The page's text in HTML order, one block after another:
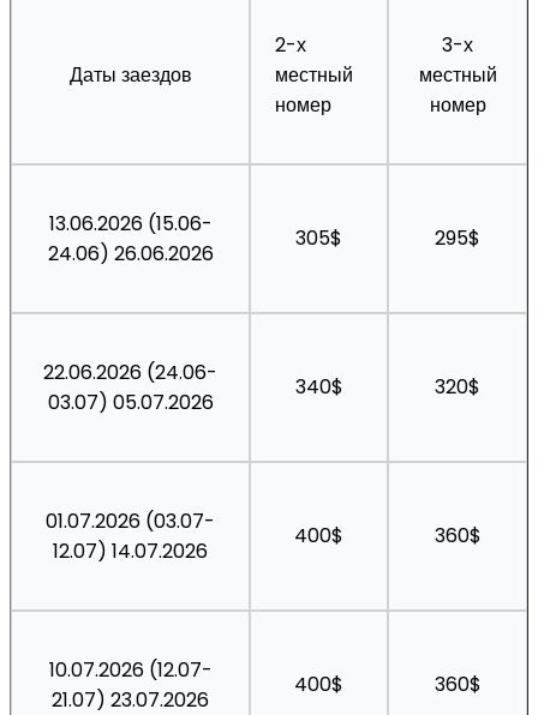
Даты заездов
2-х
местный
номер
3-х
местный
номер
13.06.2026 (15.06-
24.06) 26.06.2026
305$ 295$
22.06.2026 (24.06-
03.07) 05.07.2026
340$ 320$
01.07.2026 (03.07-
12.07) 14.07.2026
400$ 360$
10.07.2026 (12.07-
21.07) 23.07.2026
400$ 360$